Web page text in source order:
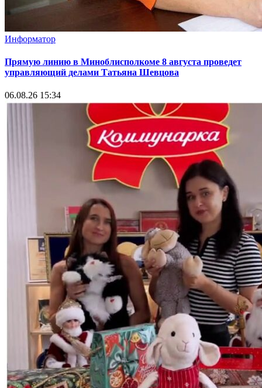
Информатор
Прямую линию в Миноблисполкоме 8 августа проведет
управляющий делами Татьяна Шевцова
06.08.26 15:34